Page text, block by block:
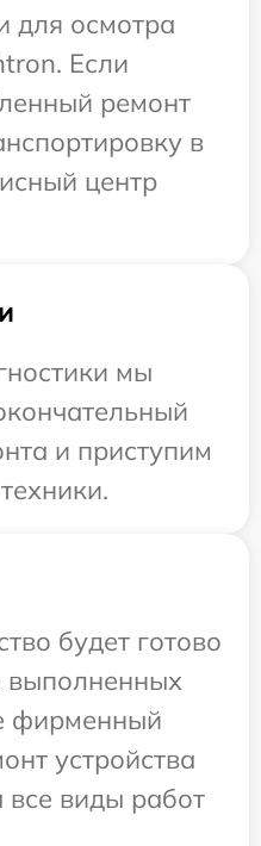
для осмотра
Если
ремонт
в
центр
мы
и приступим
будет готово
выполненных
фирменный
устройства
виды работ